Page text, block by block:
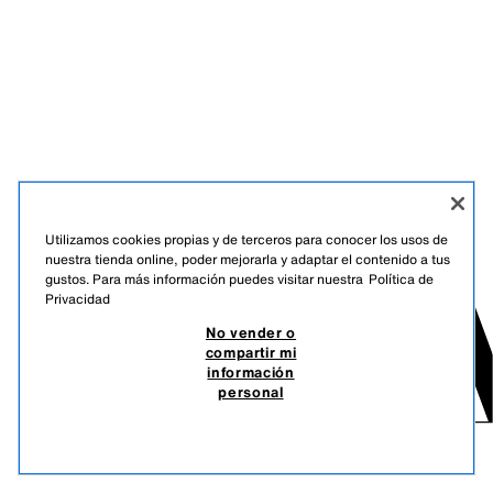
Utilizamos cookies propias y de terceros para conocer los usos de
nuestra tienda online, poder mejorarla y adaptar el contenido a tus
gustos. Para más información puedes visitar nuestra Política de
Privacidad
No vender o
compartir mi
información
personal